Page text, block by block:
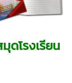
โรงเรียน